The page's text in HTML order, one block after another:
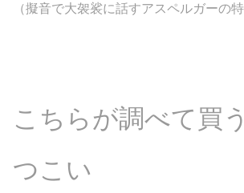
（擬音で大袈裟に話すアスペルガーの特
こちらが調べて買
つこい